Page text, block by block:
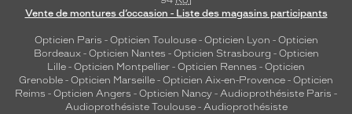
Vente de montures d’occasion - Liste des magasins participants
Opticien Paris - Opticien Toulouse- Opticien Lyon - Opticien
Bordeaux- Opticien Nantes - Opticien Strasbourg - Opticien
Lille - Opticien Montpellier - Opticien Rennes - Opticien
Grenoble - Opticien Marseille - Opticien Aix-en-Provence - Opticien
Reims - Opticien Angers - Opticien Nancy - Audioprothésiste Paris -
Audioprothésiste Toulouse- Audioprothésiste